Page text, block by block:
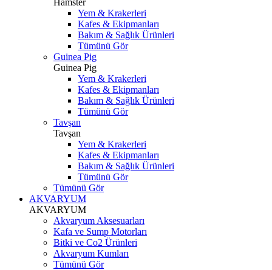
Hamster
Yem & Krakerleri
Kafes & Ekipmanları
Bakım & Sağlık Ürünleri
Tümünü Gör
Guinea Pig
Guinea Pig
Yem & Krakerleri
Kafes & Ekipmanları
Bakım & Sağlık Ürünleri
Tümünü Gör
Tavşan
Tavşan
Yem & Krakerleri
Kafes & Ekipmanları
Bakım & Sağlık Ürünleri
Tümünü Gör
Tümünü Gör
AKVARYUM
AKVARYUM
Akvaryum Aksesuarları
Kafa ve Sump Motorları
Bitki ve Co2 Ürünleri
Akvaryum Kumları
Tümünü Gör